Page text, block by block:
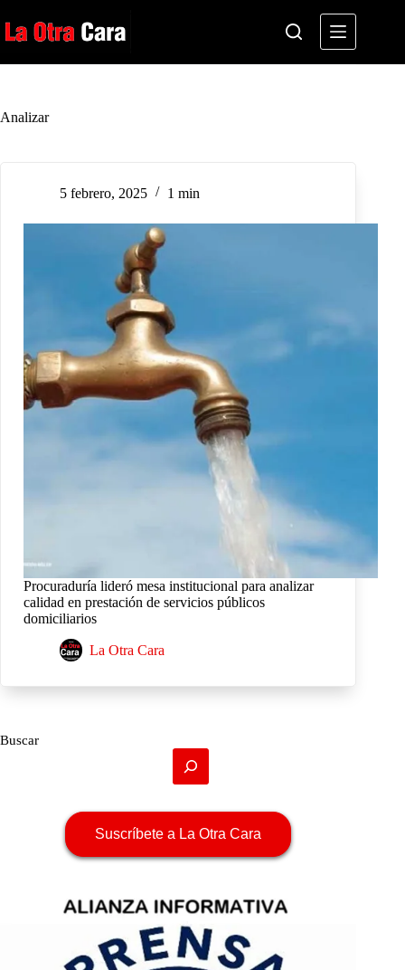
al
contenido
Analizar
5 febrero, 2025 1 min
Procuraduría lideró mesa institucional para analizar
calidad en prestación de servicios públicos
domiciliarios
La Otra Cara
Buscar
Suscríbete a La Otra Cara